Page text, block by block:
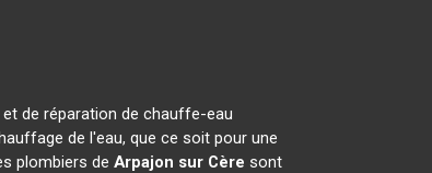
de réparation de chauffe-eau
de l'eau, que ce soit pour une
plombiers de Arpajon sur Cère sont